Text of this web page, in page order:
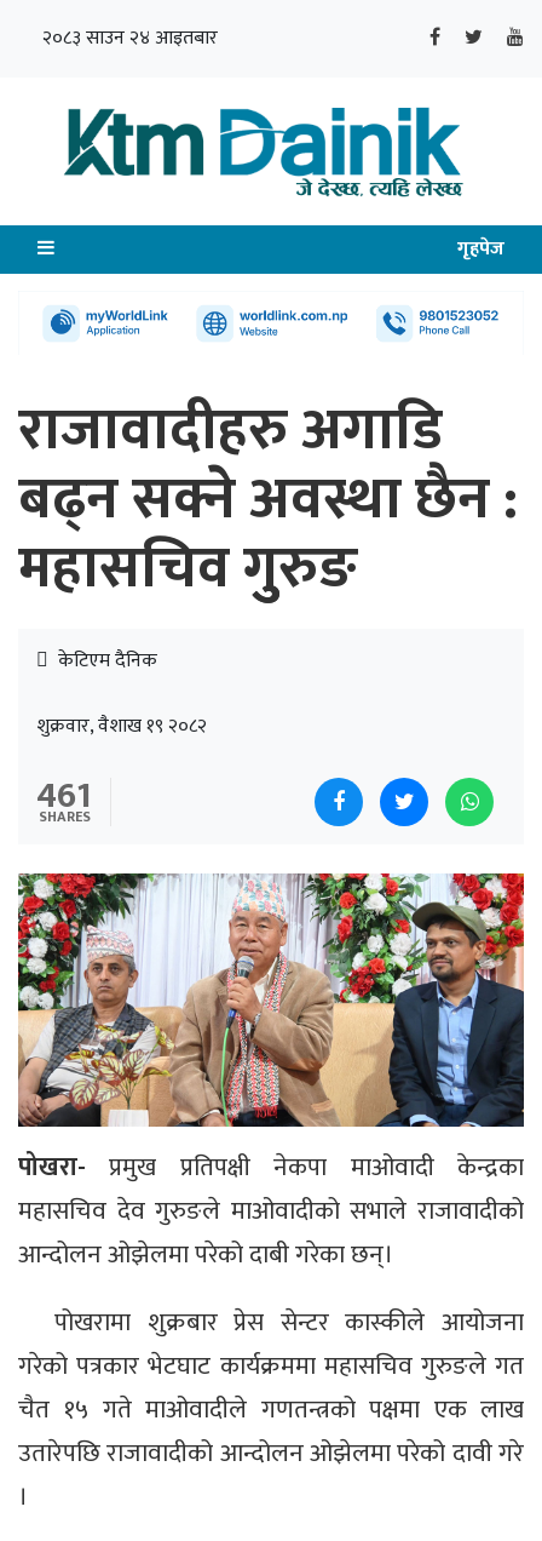
२०८३ साउन २४ आइतबार
गृहपेज
राजावादीहरु अगाडि
बढ्न सक्ने अवस्था छैन :
महासचिव गुुरुङ
केटिएम दैनिक
शुक्रवार, वैशाख १९ २०८२
461
SHARES
पोखरा- प्रमुख प्रतिपक्षी नेकपा माओवादी केन्द्रका
महासचिव देव गुरुङले माओवादीको सभाले राजावादीको
आन्दोलन ओझेलमा परेको दाबी गरेका छन्।
पोखरामा शुक्रबार प्रेस सेन्टर कास्कीले आयोजना
गरेको पत्रकार भेटघाट कार्यक्रममा महासचिव गुरुङले गत
चैत १५ गते माओवादीले गणतन्त्रको पक्षमा एक लाख
उतारेपछि राजावादीको आन्दोलन ओझेलमा परेको दावी गरे
।